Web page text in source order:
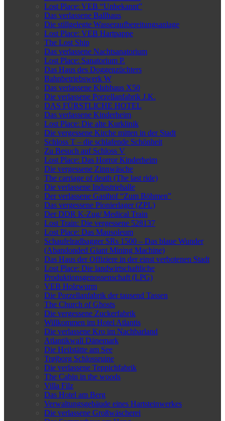
Lost Place: VEB “Unbekannt”
Das verlassene Ballhaus
Die stillgelegte Wasseraufbereitungsanlage
Lost Place: VEB Hartpappe
The Lost Ship
Das verlassene Nachtsanatorium
Lost Place: Sanatorium P.
Das Haus des Doggenzüchters
Bahnbetriebswerk W
Das verlassene Klubhaus X50
Die verlassene Porzellanfabrik J.K.
DAS FÜRSTLICHE HOTEL
Das verlassene Kinderheim
Lost Place: Die alte Kurklinik
Die vergessene Kirche mitten in der Stadt
Schloss T – die schlafende Schönheit
Zu Besuch auf Schloss V
Lost Place: Das Horror Kinderheim
Die vergessene Zinnwäsche
The carriage of death (The last ride)
Die verlassene Industriehalle
Der verlassene Gasthof “Zum Böhmen”
Das vergessene Pionierlager (ZPL)
Der DDR K-Zug/ Medical Train
Lost Train: Die vergessene 528137
Lost Place: Das Mausoleum
Schaufelradbagger SRs 1500 – Das blaue Wunder
(Abandonded Giant Mining Machine)
Das Haus der Offiziere in der einst verbotenen Stadt
Lost Place: Die landwirtschaftliche
Produktionsgenossenschaft (LPG)
VEB Holzwurm
Die Porzellanfabrik der tausend Tassen
The Church of Ghosts
Die vergessene Zuckerfabrik
Willkommen im Hotel Atlantis
Die verlassene Kro im Nachbarland
Atlantikwall Dänemark
Die Heilstätte am See
Trøjborg Schlossruine
Die verlassene Teppichfabrik
The Cabin in the woods
Villa Filz
Das Hotel am Berg
Verwaltungsgebäude eines Hartsteinwerkes
Die verlassene Großwäscherei